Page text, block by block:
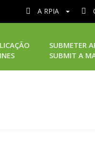
A RPIA
SUBMETER
SUBMIT A